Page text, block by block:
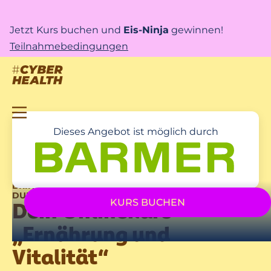
Jetzt Kurs buchen und Eis-Ninja gewinnen!
Teilnahmebedingungen
Dieses Angebot ist möglich durch
BRING MEHR FARBE IN DEIN LEBEN! – UNTERSTÜTZT
DURCH DEINE BARMER
Dein Onlinekurs
„Ernährung und
Vitalität“
KURS BUCHEN